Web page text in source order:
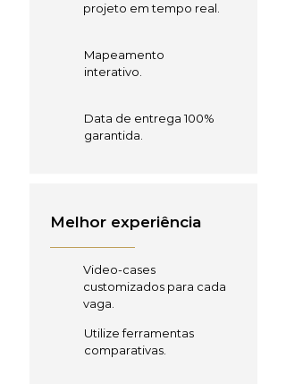
projeto em tempo real.
Mapeamento
interativo.
Data de entrega 100%
garantida.
Melhor experiência
Video-cases
customizados para cada
vaga.
Utilize ferramentas
comparativas.